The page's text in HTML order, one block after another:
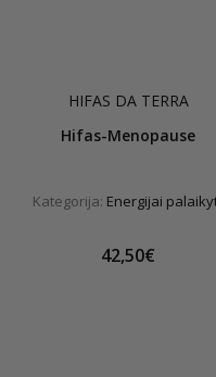
HIFAS DA TERRA
Hifas-Menopause
Kategorija: Energijai
42,50€